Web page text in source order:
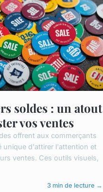
soldes : un atout
vos ventes
offrent aux commerçants
unique d'attirer l'attention et
ventes. Ces outils visuels,
3 min de lecture →